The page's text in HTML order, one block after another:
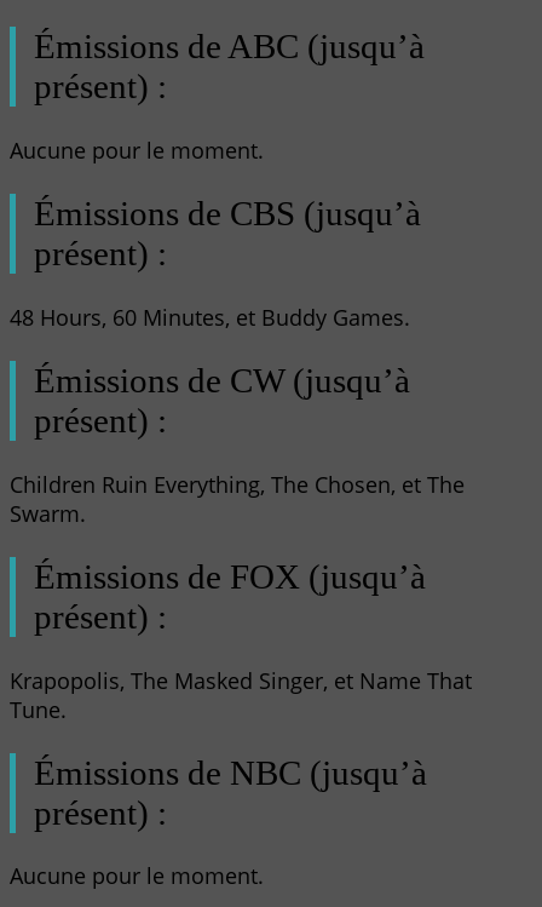
Émissions de ABC (jusqu’à
présent) :
Aucune pour le moment.
Émissions de CBS (jusqu’à
présent) :
48 Hours, 60 Minutes, et Buddy Games.
Émissions de CW (jusqu’à
présent) :
Children Ruin Everything, The Chosen, et The
Swarm.
Émissions de FOX (jusqu’à
présent) :
Krapopolis, The Masked Singer, et Name That
Tune.
Émissions de NBC (jusqu’à
présent) :
Aucune pour le moment.